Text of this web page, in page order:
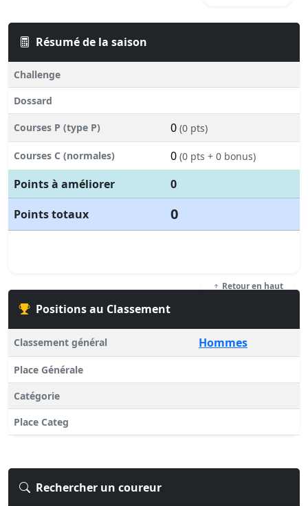
Résumé de la saison
Challenge
Dossard
Courses P (type P) 0 (0 pts)
Courses C (normales) 0 (0 pts + 0 bonus)
Points à améliorer
0
Points totaux
0
Retour en haut
Positions au Classement
Classement général Hommes
Place Générale
Catégorie
Place Categ
Rechercher un coureur